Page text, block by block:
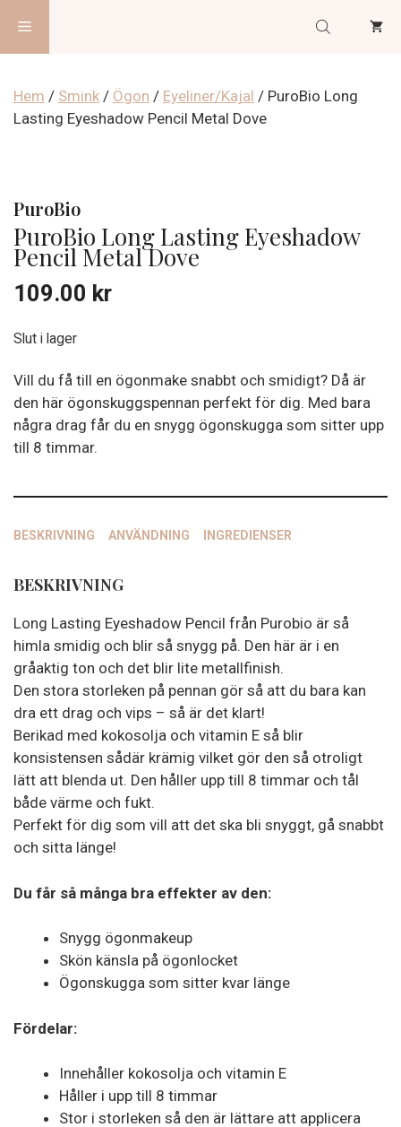
innehåll
Meny
Hem / Smink / Ögon / Eyeliner/Kajal / PuroBio Long
Lasting Eyeshadow Pencil Metal Dove
PuroBio
PuroBio Long Lasting Eyeshadow
Pencil Metal Dove
109.00 kr
Slut i lager
Vill du få till en ögonmake snabbt och smidigt? Då är
den här ögonskuggspennan perfekt för dig. Med bara
några drag får du en snygg ögonskugga som sitter upp
till 8 timmar.
BESKRIVNING ANVÄNDNING INGREDIENSER
BESKRIVNING
Long Lasting Eyeshadow Pencil från Purobio är så
himla smidig och blir så snygg på. Den här är i en
gråaktig ton och det blir lite metallfinish.
Den stora storleken på pennan gör så att du bara kan
dra ett drag och vips – så är det klart!
Berikad med kokosolja och vitamin E så blir
konsistensen sådär krämig vilket gör den så otroligt
lätt att blenda ut. Den håller upp till 8 timmar och tål
både värme och fukt.
Perfekt för dig som vill att det ska bli snyggt, gå snabbt
och sitta länge!
Du får så många bra effekter av den:
Snygg ögonmakeup
Skön känsla på ögonlocket
Ögonskugga som sitter kvar länge
Fördelar:
Innehåller kokosolja och vitamin E
Håller i upp till 8 timmar
Stor i storleken så den är lättare att applicera